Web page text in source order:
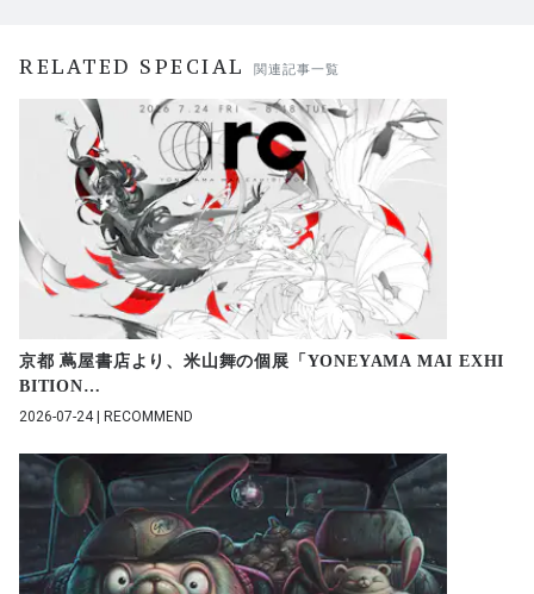
RELATED SPECIAL 関連記事一覧
京都 蔦屋書店より、米山舞の個展「YONEYAMA MAI EXHI
BITION…
2026-07-24 | RECOMMEND